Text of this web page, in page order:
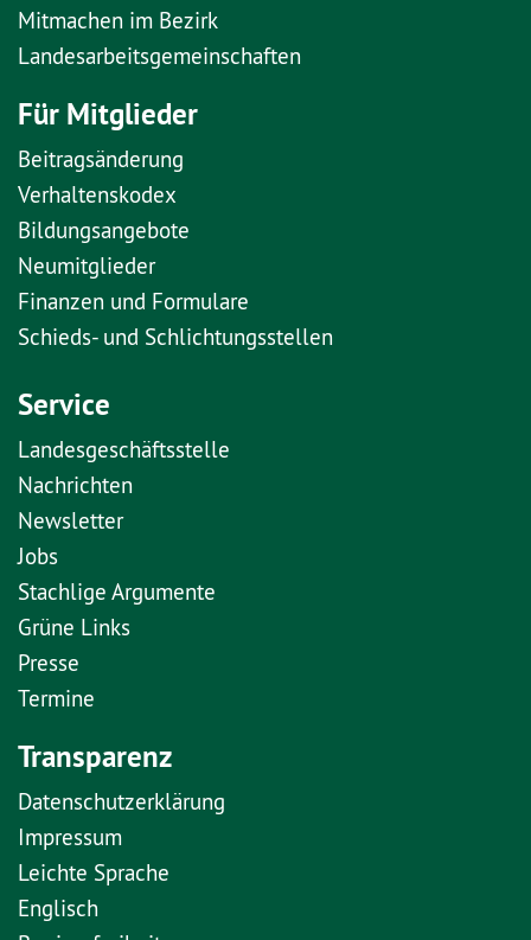
Mitmachen im Bezirk
Landesarbeitsgemeinschaften
Für Mitglieder
Beitragsänderung
Verhaltenskodex
Bildungsangebote
Neumitglieder
Finanzen und Formulare
Schieds- und Schlichtungsstellen
Service
Landesgeschäftsstelle
Nachrichten
Newsletter
Jobs
Stachlige Argumente
Grüne Links
Presse
Termine
Transparenz
Datenschutzerklärung
Impressum
Leichte Sprache
Englisch